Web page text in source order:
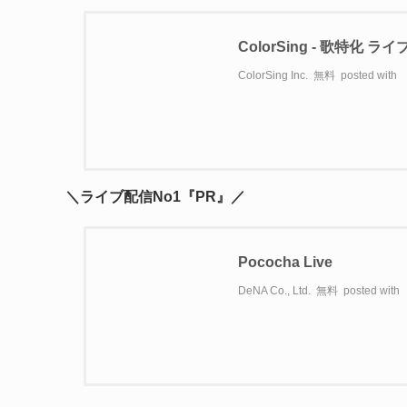
ColorSing - 歌特化 ライ
ColorSing Inc. 無料 posted with
＼ライブ配信No1『PR』／
Pococha Live
DeNA Co., Ltd. 無料 posted with